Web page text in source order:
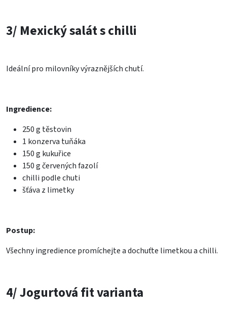
3/ Mexický salát s chilli
Ideální pro milovníky výraznějších chutí.
Ingredience:
250 g těstovin
1 konzerva tuňáka
150 g kukuřice
150 g červených fazolí
chilli podle chuti
šťáva z limetky
Postup:
Všechny ingredience promíchejte a dochuťte limetkou a chilli.
4/ Jogurtová fit varianta